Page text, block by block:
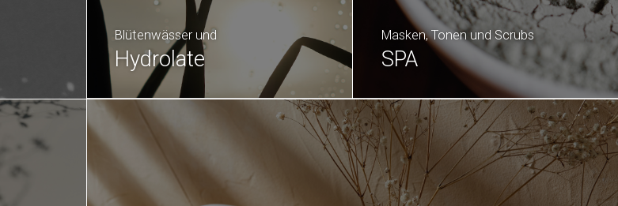
Blütenwässer und
Hydrolate
Masken, Tonen und Scrubs
SPA